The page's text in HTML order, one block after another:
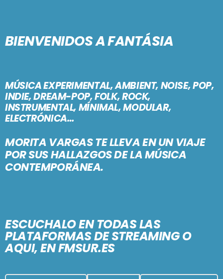
MADRID
MALLORCA
LO NUEVO
TIENDA
BIENVENIDOS A FANTÁSIA
MÚSICA EXPERIMENTAL, AMBIENT, NOISE, POP,
INDIE, DREAM-POP, FOLK, ROCK,
INSTRUMENTAL, MÍNIMAL, MODULAR,
ELECTRÓNICA…
MORITA VARGAS TE LLEVA EN UN VIAJE
POR SUS HALLAZGOS DE LA MÚSICA
CONTEMPORÁNEA.
ESCUCHALO EN TODAS LAS
PLATAFORMAS DE STREAMING O
AQUI, EN FMSUR.ES